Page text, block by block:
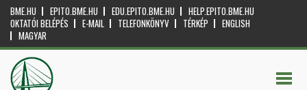
BME.HU EPITO.BME.HU EDU.EPITO.BME.HU
HELP.EPITO.BME.HU
OKTATÓI BELÉPÉS
E-MAIL TELEFONKÖNYV TÉRKÉP
ENGLISH
MAGYAR